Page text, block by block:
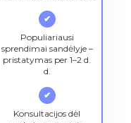
✔
Populiariausi
sprendimai sandėlyje –
pristatymas per 1–2 d.
d.
✔
Konsultacijos dėl